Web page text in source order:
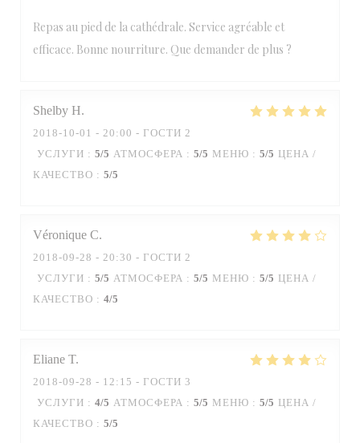
Repas au pied de la cathédrale. Service agréable et
efficace. Bonne nourriture. Que demander de plus ?
Shelby H
2018-10-01 - 20:00 - ГОСТИ 2
УСЛУГИ : 5/5 АТМОСФЕРА : 5/5 МЕНЮ : 5/5 ЦЕНА /
КАЧЕСТВО : 5/5
Véronique C
2018-09-28 - 20:30 - ГОСТИ 2
УСЛУГИ : 5/5 АТМОСФЕРА : 5/5 МЕНЮ : 5/5 ЦЕНА /
КАЧЕСТВО : 4/5
Eliane T
2018-09-28 - 12:15 - ГОСТИ 3
УСЛУГИ : 4/5 АТМОСФЕРА : 5/5 МЕНЮ : 5/5 ЦЕНА /
КАЧЕСТВО : 5/5